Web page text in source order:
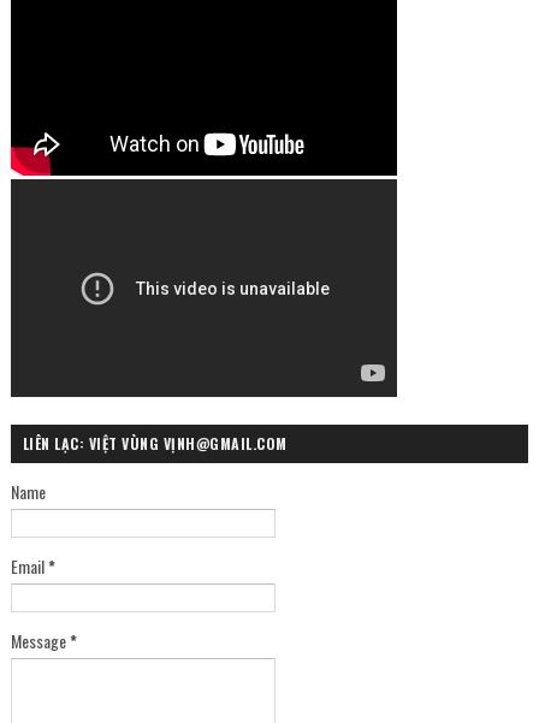
LIÊN LẠC: VIỆT VÙNG VỊNH@GMAIL.COM
Name
Email*
Message*